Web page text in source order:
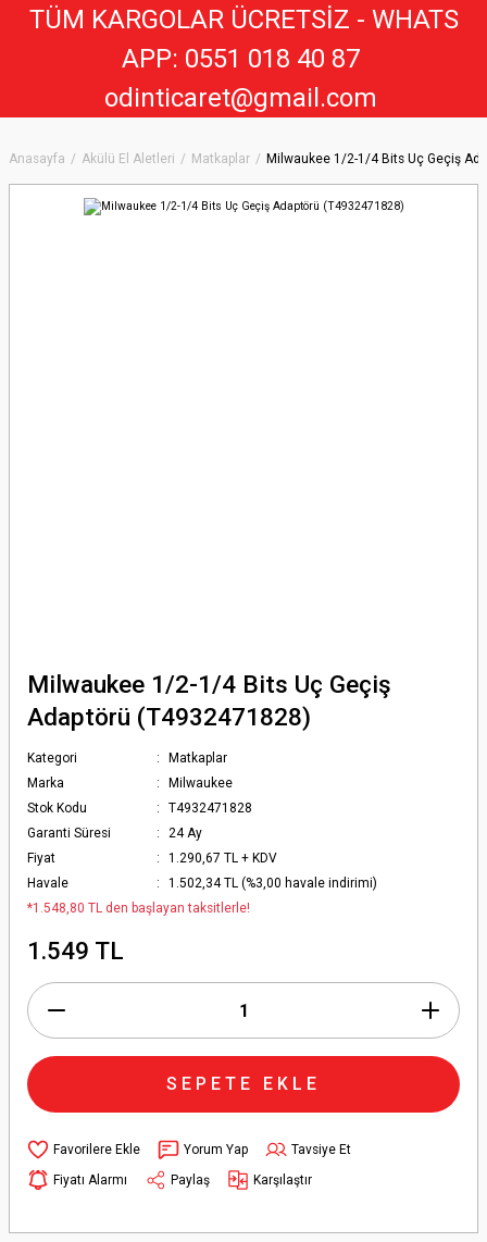
Anasayfa Akülü El Aletleri Matkaplar Milwaukee 1/2-1/4 Bits Uç Geçiş
Milwaukee 1/2-1/4 Bits Uç Geçiş
Adaptörü (T4932471828)
Kategori
Matkaplar
Marka
Milwaukee
Stok Kodu
T4932471828
Garanti Süresi
24 Ay
Fiyat
1.290,67 TL + KDV
Havale
1.502,34 TL (%3,00 havale indirimi)
*1.548,80 TL den başlayan taksitlerle!
1.549 TL
SEPETE EKLE
Yorum Yap
Tavsiye Et
Fiyatı Alarmı
Paylaş Karşılaştır
TÜM KARGOLAR ÜCRETSİZ - WHATS
APP: 0551 018 40 87
odinticaret@gmail.com